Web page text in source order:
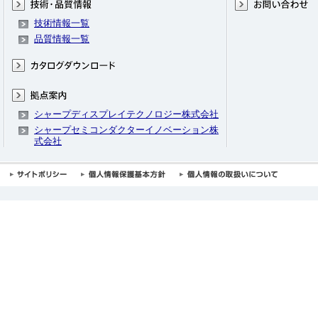
技術情報一覧
品質情報一覧
シャープディスプレイテクノロジー株式会社
シャープセミコンダクターイノベーション株
式会社